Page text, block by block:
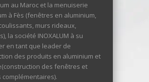
au Maroc et la menuiserie
à Fès (fenêtres en aluminium,
murs rideaux,
la société INOXALUM à su
en tant que leader de
des produits en aluminium et
des fenêtres et
complémentaires).